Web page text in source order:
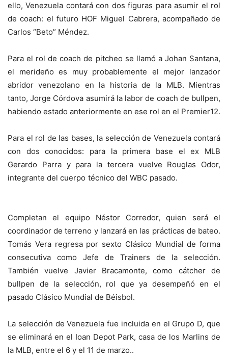
ello, Venezuela contará con dos figuras para asumir el rol
de coach: el futuro HOF Miguel Cabrera, acompañado de
Carlos “Beto” Méndez.
Para el rol de coach de pitcheo se llamó a Johan Santana,
el merideño es muy probablemente el mejor lanzador
abridor venezolano en la historia de la MLB. Mientras
tanto, Jorge Córdova asumirá la labor de coach de bullpen,
habiendo estado anteriormente en ese rol en el Premier12.
Para el rol de las bases, la selección de Venezuela contará
con dos conocidos: para la primera base el ex MLB
Gerardo Parra y para la tercera vuelve Rouglas Odor,
integrante del cuerpo técnico del WBC pasado.
Completan el equipo Néstor Corredor, quien será el
coordinador de terreno y lanzará en las prácticas de bateo.
Tomás Vera regresa por sexto Clásico Mundial de forma
consecutiva como Jefe de Trainers de la selección.
También vuelve Javier Bracamonte, como cátcher de
bullpen de la selección, rol que ya desempeñó en el
pasado Clásico Mundial de Béisbol.
La selección de Venezuela fue incluida en el Grupo D, que
se eliminará en el Ioan Depot Park, casa de los Marlins de
la MLB, entre el 6 y el 11 de marzo..